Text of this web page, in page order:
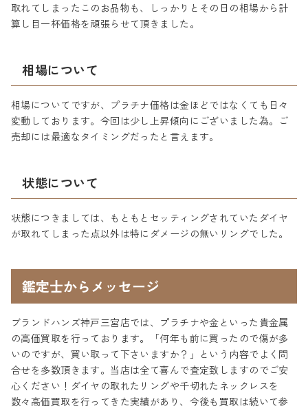
取れてしまったこのお品物も、しっかりとその日の相場から計
算し目一杯価格を頑張らせて頂きました。
相場について
相場についてですが、プラチナ価格は金ほどではなくても日々
変動しております。今回は少し上昇傾向にございました為。ご
売却には最適なタイミングだったと言えます。
状態について
状態につきましては、もともとセッティングされていたダイヤ
が取れてしまった点以外は特にダメージの無いリングでした。
鑑定士からメッセージ
ブランドハンズ神戸三宮店では、プラチナや金といった貴金属
の高価買取を行っております。「何年も前に買ったので傷が多
いのですが、買い取って下さいますか？」という内容でよく問
合せを多数頂きます。当店は全て喜んで査定致しますのでご安
心ください！ダイヤの取れたリングや千切れたネックレスを
数々高価買取を行ってきた実績があり、今後も買取は続いて参